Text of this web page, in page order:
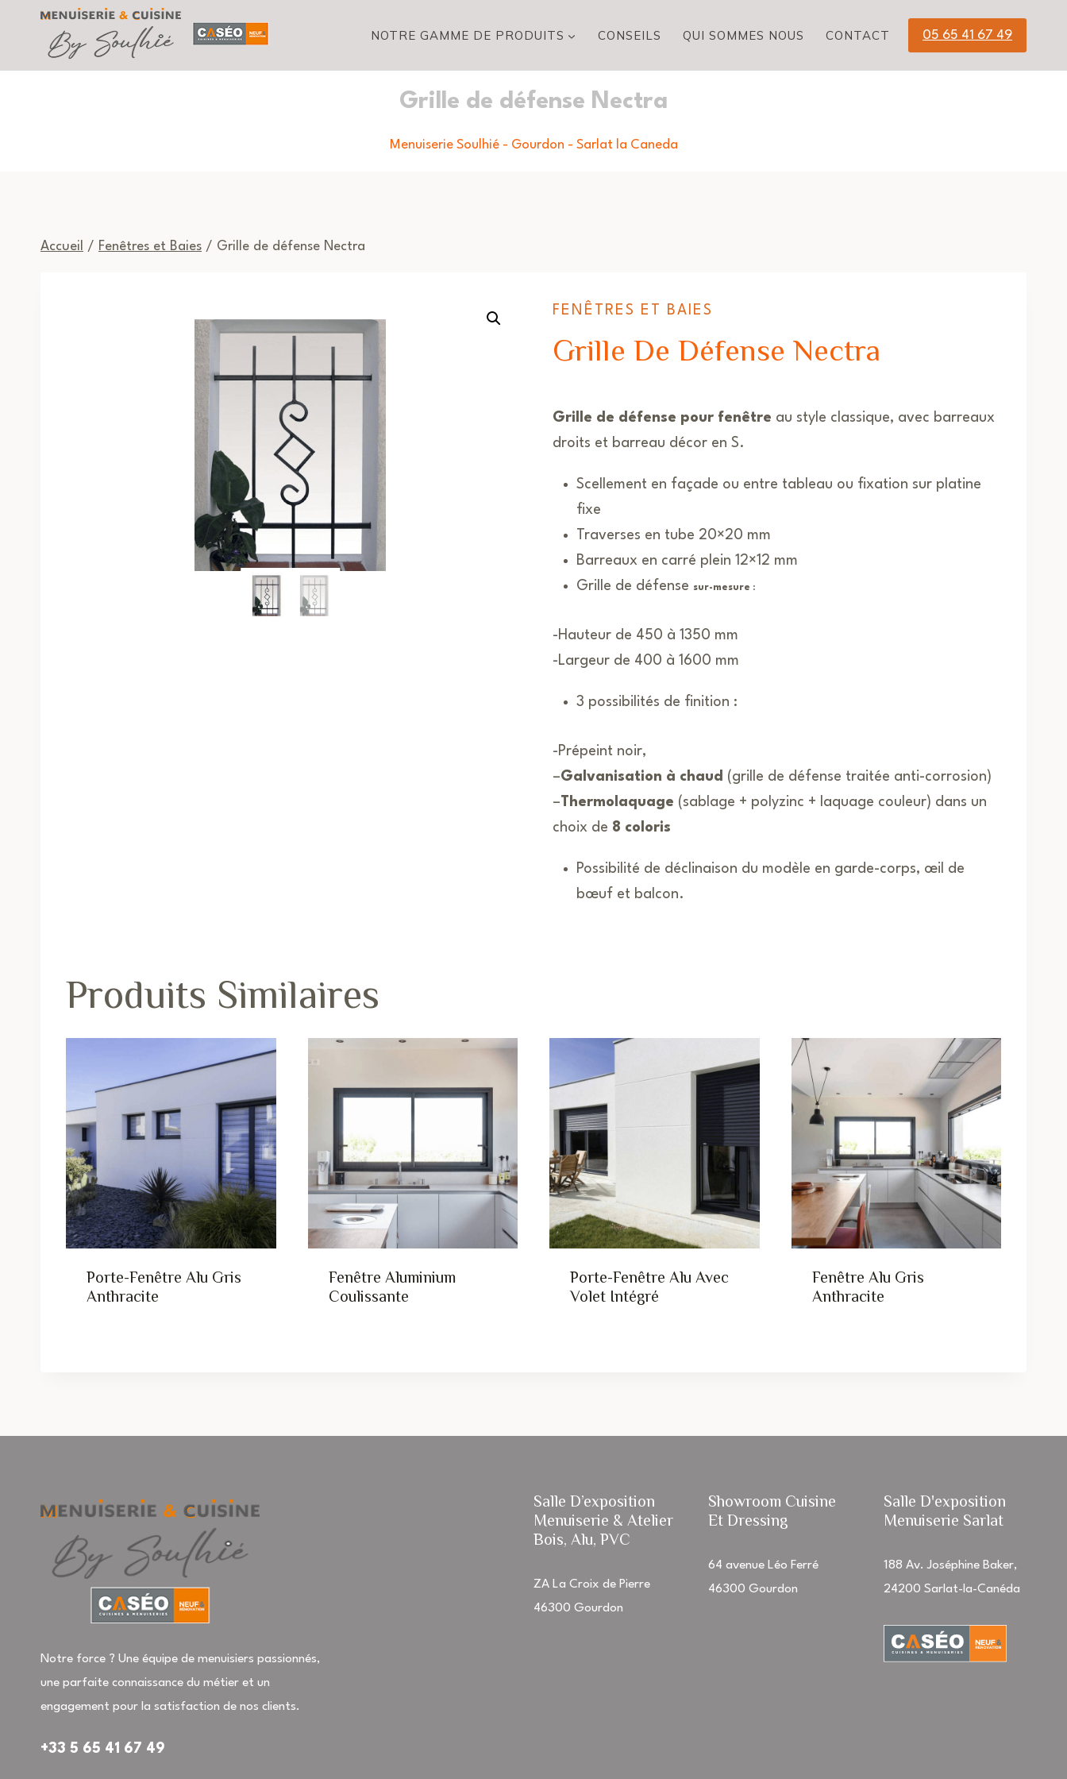
contenu
NOTRE GAMME DE PRODUITS CONSEILS QUI SOMMES NOUS CONTACT 05 65 41 67 49
Grille de défense Nectra
Menuiserie Soulhié - Gourdon - Sarlat la Caneda
Accueil / Fenêtres et Baies / Grille de défense Nectra
FENÊTRES ET BAIES
Grille De Défense Nectra
Grille de défense pour fenêtre au style classique, avec barreaux
droits et barreau décor en S.
Scellement en façade ou entre tableau ou fixation sur platine
fixe
Traverses en tube 20×20 mm
Barreaux en carré plein 12×12 mm
Grille de défense sur-mesure :
-Hauteur de 450 à 1350 mm
-Largeur de 400 à 1600 mm
3 possibilités de finition :
-Prépeint noir,
–Galvanisation à chaud (grille de défense traitée anti-corrosion)
– Thermolaquage (sablage + polyzinc + laquage couleur) dans un
choix de 8 coloris
Possibilité de déclinaison du modèle en garde-corps, œil de
bœuf et balcon.
Produits Similaires
Porte-Fenêtre Alu Gris
Anthracite
Fenêtre Aluminium
Coulissante
Porte-Fenêtre Alu Avec
Volet Intégré
Fenêtre Alu Gris
Anthracite
Notre force ? Une équipe de menuisiers passionnés,
une parfaite connaissance du métier et un
engagement pour la satisfaction de nos clients.
+33 5 65 41 67 49
Salle D’exposition
Menuiserie & Atelier
Bois, Alu, PVC
ZA La Croix de Pierre
46300 Gourdon
Showroom Cuisine
Et Dressing
64 avenue Léo Ferré
46300 Gourdon
Salle D'exposition
Menuiserie Sarlat
188 Av. Joséphine Baker,
24200 Sarlat-la-Canéda